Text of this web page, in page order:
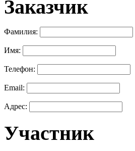
Заказчик
Фамилия:
Имя:
Телефон:
Email:
Адрес:
Участник